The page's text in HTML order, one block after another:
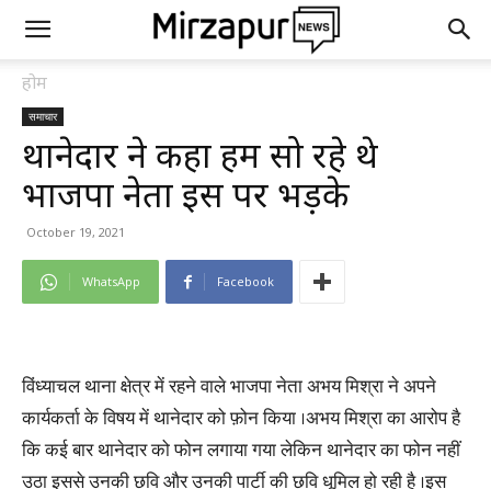
होम
समाचार
थानेदार ने कहा हम सो रहे थे
भाजपा नेता इस पर भड़के
October 19, 2021
WhatsApp Facebook
विंध्याचल थाना क्षेत्र में रहने वाले भाजपा नेता अभय मिश्रा ने अपने
कार्यकर्ता के विषय में थानेदार को फ़ोन किया ।अभय मिश्रा का आरोप है
कि कई बार थानेदार को फोन लगाया गया लेकिन थानेदार का फोन नहीं
उठा इससे उनकी छवि और उनकी पार्टी की छवि धूमिल हो रही है ।इस